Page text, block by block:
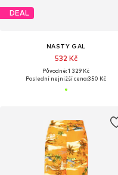
DEAL
NASTY GAL
532 Kč
Původně: 1 329 Kč
Poslední nejnižší cena:350 Kč